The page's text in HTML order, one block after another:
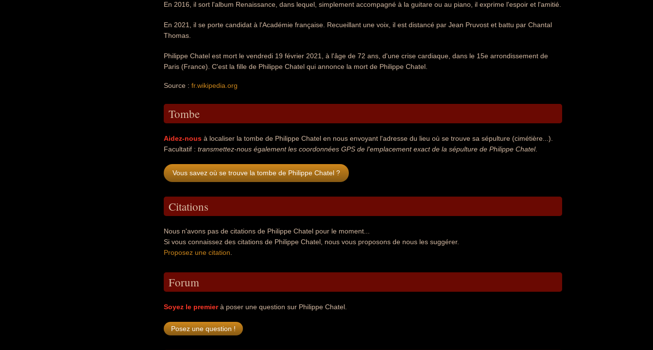
En 2016, il sort l'album Renaissance, dans lequel, simplement accompagné à la guitare ou au piano, il exprime l'espoir et l'amitié.
En 2021, il se porte candidat à l'Académie française. Recueillant une voix, il est distancé par Jean Pruvost et battu par Chantal
Thomas.
Philippe Chatel est mort le vendredi 19 février 2021, à l'âge de 72 ans, d'une crise cardiaque, dans le 15e arrondissement de
Paris (France). C'est la fille de Philippe Chatel qui annonce la mort de Philippe Chatel.
Source : fr.wikipedia.org
Tombe
Aidez-nous à localiser la tombe de Philippe Chatel en nous envoyant l'adresse du lieu où se trouve sa sépulture (cimétière...).
Facultatif : transmettez-nous également les coordonnées GPS de l'emplacement exact de la sépulture de Philippe Chatel.
Vous savez où se trouve la tombe de Philippe Chatel ?
Citations
Nous n'avons pas de citations de Philippe Chatel pour le moment...
Si vous connaissez des citations de Philippe Chatel, nous vous proposons de nous les suggérer.
Proposez une citation
Forum
Soyez le premierà poser une question sur Philippe Chatel.